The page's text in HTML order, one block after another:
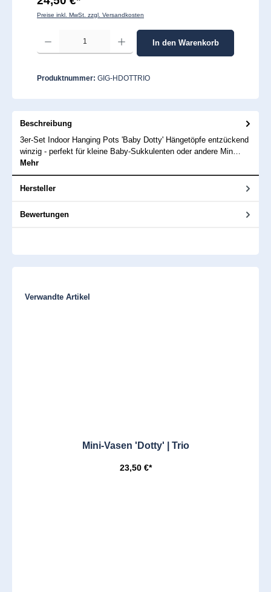
Preise inkl. MwSt. zzgl. Versandkosten
Produkt Anzahl: Gib den gewünschten Wert ein oder benutze die Schaltflächen
In den Warenkorb
Produktnummer: GIG-HDOTTRIO
Beschreibung
3er-Set Indoor Hanging Pots 'Baby Dotty' Hängetöpfe entzückend
winzig - perfekt für kleine Baby-Sukkulenten oder andere Min…
Mehr
Hersteller
Bewertungen
Produktgalerie überspringen
Verwandte Artikel
Mini-Vasen 'Dotty' | Trio
23,50 €*